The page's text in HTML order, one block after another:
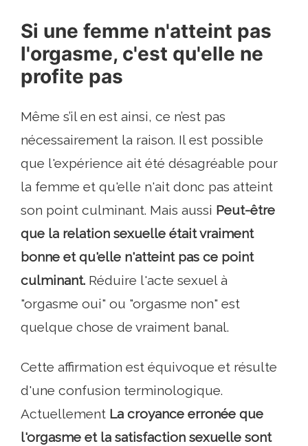
Si une femme n'atteint pas
l'orgasme, c'est qu'elle ne
profite pas
Même s’il en est ainsi, ce n’est pas
nécessairement la raison. Il est possible
que l'expérience ait été désagréable pour
la femme et qu'elle n'ait donc pas atteint
son point culminant. Mais aussi Peut-être
que la relation sexuelle était vraiment
bonne et qu'elle n'atteint pas ce point
culminant. Réduire l'acte sexuel à
"orgasme oui" ou "orgasme non" est
quelque chose de vraiment banal.
Cette affirmation est équivoque et résulte
d'une confusion terminologique.
Actuellement La croyance erronée que
l'orgasme et la satisfaction sexuelle sont